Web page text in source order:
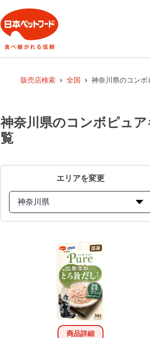
販売店検索 全国 神奈川県のコン
神奈川県のコンボピュ
覧
エリアを変更
神奈川県
商品詳細